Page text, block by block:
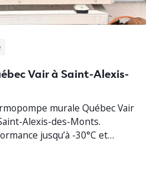
Vair à Saint-Alexis-
murale Québec Vair
Alexis-des-Monts.
jusqu’à -30°C et